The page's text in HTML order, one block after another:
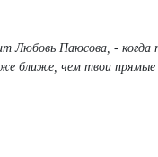
Любовь Паюсова, -
ближе, чем твои